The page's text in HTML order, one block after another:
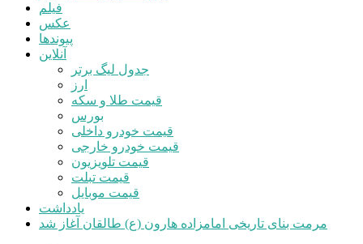
فیلم
عکس
پیوندها
آنلاین
جدول لیگ برتر
ارز
قیمت طلا و سکه
بورس
قیمت خودرو داخلی
قیمت خودرو خارجی
قیمت تلویزیون
قیمت تبلت
قیمت موبایل
یادداشت
مرمت بنای تاریخی امامزاده هارون (ع) طالقان آغاز شد